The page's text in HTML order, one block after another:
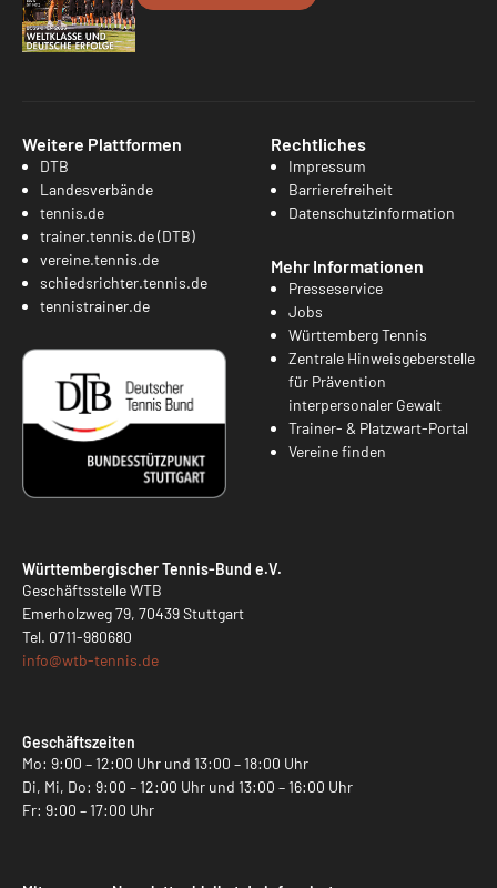
Weitere Plattformen
DTB
Landesverbände
tennis.de
trainer.tennis.de (DTB)
vereine.tennis.de
schiedsrichter.tennis.de
tennistrainer.de
Rechtliches
Impressum
Barrierefreiheit
Datenschutzinformation
Mehr Informationen
Presseservice
Jobs
Württemberg Tennis
Zentrale Hinweisgeberstelle
für Prävention
interpersonaler Gewalt
Trainer- & Platzwart-Portal
Vereine finden
Württembergischer Tennis-Bund e.V.
Geschäftsstelle WTB
Emerholzweg 79, 70439 Stuttgart
Tel. 0711-980680
info@wtb-tennis.de
Geschäftszeiten
Mo: 9:00 – 12:00 Uhr und 13:00 – 18:00 Uhr
Di, Mi, Do: 9:00 – 12:00 Uhr und 13:00 – 16:00 Uhr
Fr: 9:00 – 17:00 Uhr